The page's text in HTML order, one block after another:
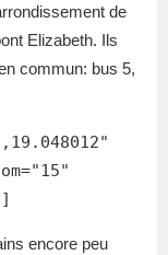
de
Elizabeth. Ils
commun: bus 5,
encore peu